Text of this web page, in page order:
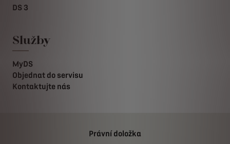
DS 3
Služby
MyDS
Objednat do servisu
Kontaktujte nás
Právní doložka